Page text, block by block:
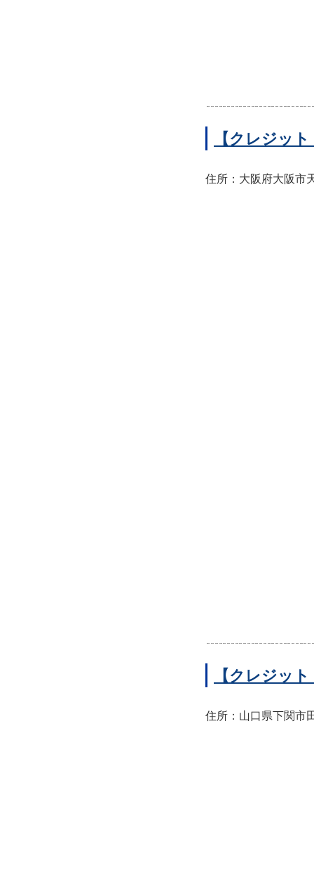
【クレジッ
住所：大阪府大阪市
【クレジッ
住所：山口県下関市